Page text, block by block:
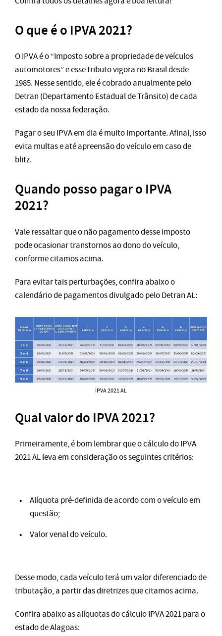
O que é o IPVA 2021?
O IPVA é o “Imposto sobre a propriedade de veículos
automotores” e esse tributo vigora no Brasil desde
1985. Nesse sentido, ele é cobrado anualmente pelo
Detran (Departamento Estadual de Trânsito) de cada
estado da nossa federação.
Pagar o seu IPVA em dia é muito importante. Afinal, isso
evita multas e até apreensão do veículo em caso de
blitz.
Quando posso pagar o IPVA
2021?
Vale ressaltar que o não pagamento desse imposto
pode ocasionar transtornos ao dono do veículo,
conforme citamos acima.
Para evitar tais perturbações, confira abaixo o
calendário de pagamentos divulgado pelo Detran AL:
IPVA 2021 AL
Qual valor do IPVA 2021?
Primeiramente, é bom lembrar que o cálculo do IPVA
2021 AL leva em consideração os seguintes critérios:
Alíquota pré-definida de acordo com o veículo em
questão;
Valor venal do veículo.
Desse modo, cada veículo terá um valor diferenciado de
tributação, a partir das diretrizes que citamos acima.
Confira abaixo as alíquotas do cálculo IPVA 2021 para o
estado de Alagoas: